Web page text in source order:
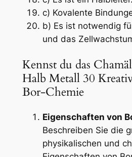
c) Kovalente
b) Es ist notwendig
und das
Kennst du das
Halb Metall 30
Bor-Chemie
Eigenschaften von
Beschreiben Sie die
physikalischen und